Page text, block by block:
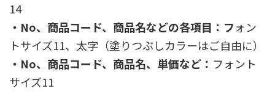
14
・No、商品コード、商品名などの各項目：フォン
トサイズ11、太字（塗りつぶしカラーはご自由に）
・No、商品コード、商品名、単価など： フォント
サイズ11